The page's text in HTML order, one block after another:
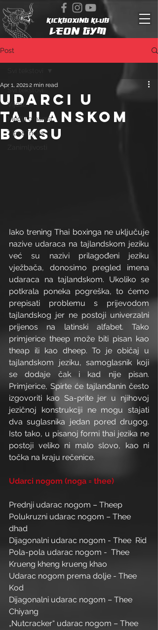
Leon Gym
KICKBOXING KLUB
Post
Svi tekstovi
Vijesti
Mediji o nama
Tips&Tricks
UDARCI U
TAJLANSKOM
BOKSU
Apr 1, 20212 min read
Iako trening Thai boxinga ne uključuje
nazive udaraca na tajlandskom jeziku
već su nazivi prilagođeni jeziku
vježbača, donosimo pregled imena
udaraca na tajlandskom. Ukoliko se
potkrala poneka pogreška, to ćemo
prepisati problemu s prijevodom
tajlandskog jer ne postoji univerzalni
prijenos na latinski alfabet. Tako
primjerice theep može biti pisan kao
theap ili kao dheep. To je običaj u
tajlandskom jeziku, samoglasnik koji
se dodaje čak i kad nije pisan.
Primjerice, Spirte će tajlanđanin često
izgovoriti kao Sa-prite jer u njihovoj
jezičnoj konstrukciji ne mogu stajati
dva suglasnika jedan pored drugog.
Isto tako, u pisanoj formi thai jezika ne
postoji veliko ni malo slovo, kao ni
točka na kraju rečenice.
Udarci nogom (noga = thee)
Prednji udarac nogom – Theep
Polukruzni udarac nogom – Thee
dhad
Dijagonalni udarac nogom - Thee  Rid
Pola-pola udarac nogom -  Thee
Krueng kheng krueng khao
Udarac nogom prema dolje - Thee
Kod
Dijagonalni udarac nogom – Thee
Chiyang
„Nutcracker“ udarac nogom – Thee